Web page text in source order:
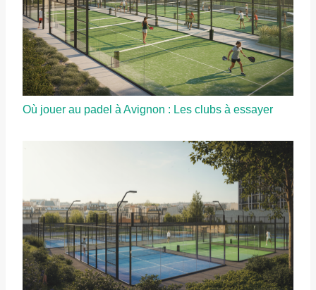
Où jouer au padel à Avignon : Les clubs à essayer